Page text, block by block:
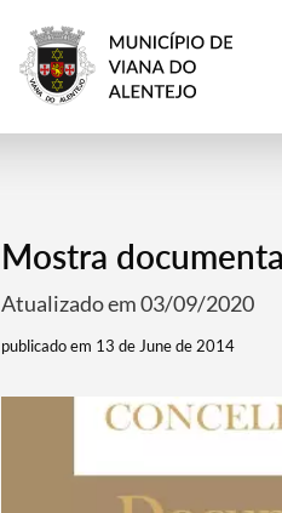
Mostra
Atualizado em 03/09/2020
publicado em 13 de June de 2014